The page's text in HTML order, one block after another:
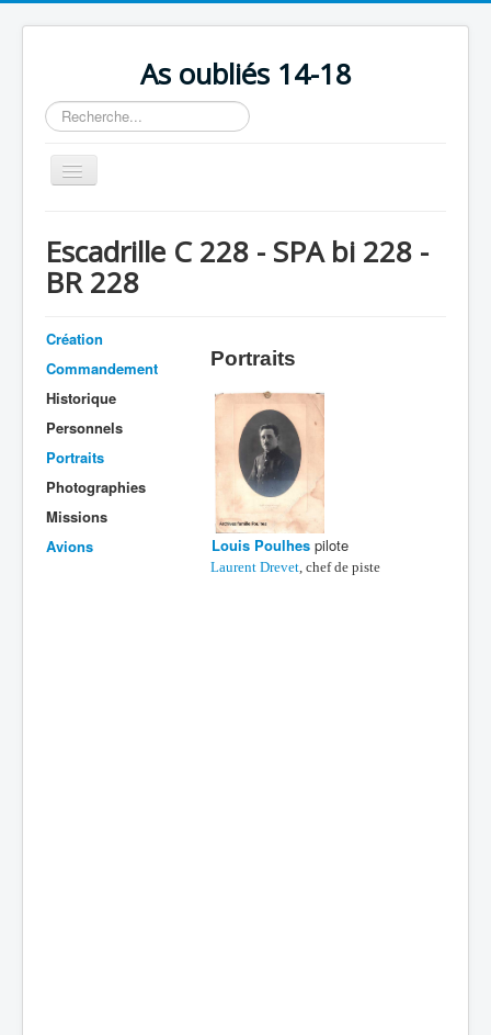
As oubliés 14-18
Rechercher
Basculer
la
Chronologie
Escadrilles
Organisation
Avions
Personnels
Formation
Doctrines
Batailles
Escadrille C 228 - SPA bi 228 -
BR 228
Création
Commandement
Historique
Personnels
Portraits
Photographies
Missions
Avions
Portraits
Louis Poulhes pilote
Laurent Drevet, chef de piste